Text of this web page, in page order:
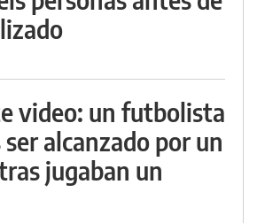
video: un futbolista
alcanzado por un
jugaban un